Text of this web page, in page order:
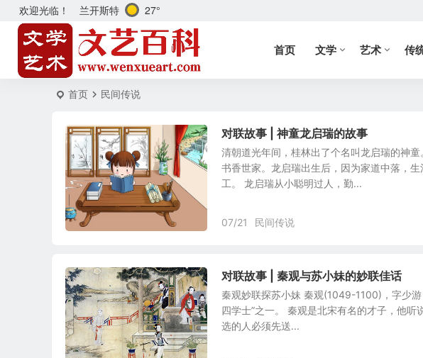
欢迎光临！ 兰开斯特 27°
首页 文学 艺术 传
首页 民间传说
对联故事 | 神童龙启瑞的故事
清朝道光年间，桂林出了个名叫龙启瑞的神
书香世家。龙启瑞出生后，因为家道中落，
工。 龙启瑞从小聪明过人，勤...
07/21 民间传说
对联故事 | 秦观与苏小妹的妙联佳话
秦观妙联探苏小妹 秦观(1049-1100)，字少
四学士”之一。 秦观是北宋有名的才子，他
选的人必须先送...